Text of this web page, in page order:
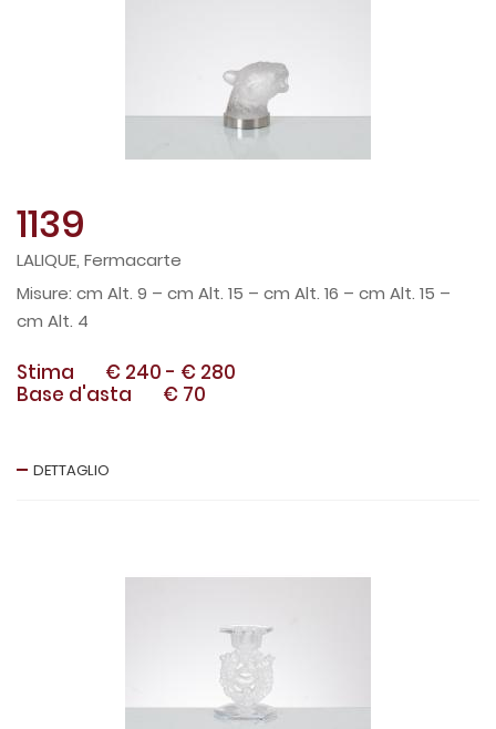
1139
LALIQUE, Fermacarte
cm Alt. 9 – cm Alt. 15 – cm Alt. 16 – cm Alt. 15 –
cm Alt. 4
Stima € 240 - € 280
Base d'asta
€ 70
DETTAGLIO